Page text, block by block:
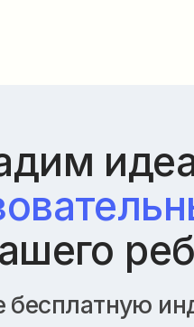
с экспертом